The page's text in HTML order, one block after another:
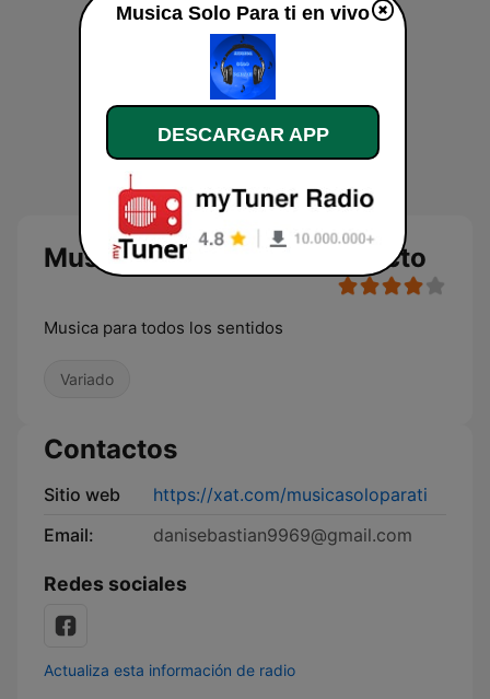
Musica Solo Para ti en directo
Musica para todos los sentidos
Variado
Contactos
Sitio web
https://xat.com/musicasoloparati
Email:
danisebastian9969@gmail.com
Redes sociales
Actualiza esta información de radio
Musica Solo Para ti en vivo
DESCARGAR APP